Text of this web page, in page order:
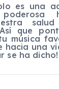
es una
que
música
hacia una
se ha dicho!